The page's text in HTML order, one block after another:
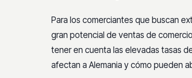
Para los comerciantes que buscan
gran potencial de ventas de
tener en cuenta las elevadas tasas
afectan a Alemania y cómo pueden